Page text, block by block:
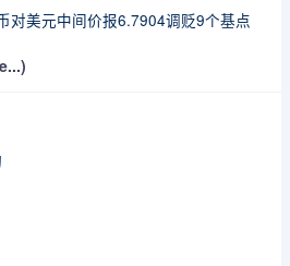
对美元中间价报6.7904调贬9个基点